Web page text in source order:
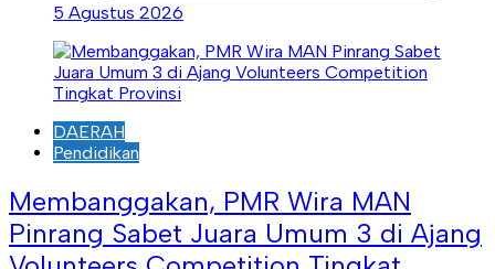
5 Agustus 2026
DAERAH
Pendidikan
Membanggakan, PMR Wira MAN
Pinrang Sabet Juara Umum 3 di Ajang